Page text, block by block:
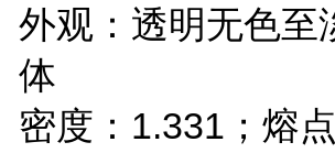
外观：透明无色至
体
密度：1.331；熔